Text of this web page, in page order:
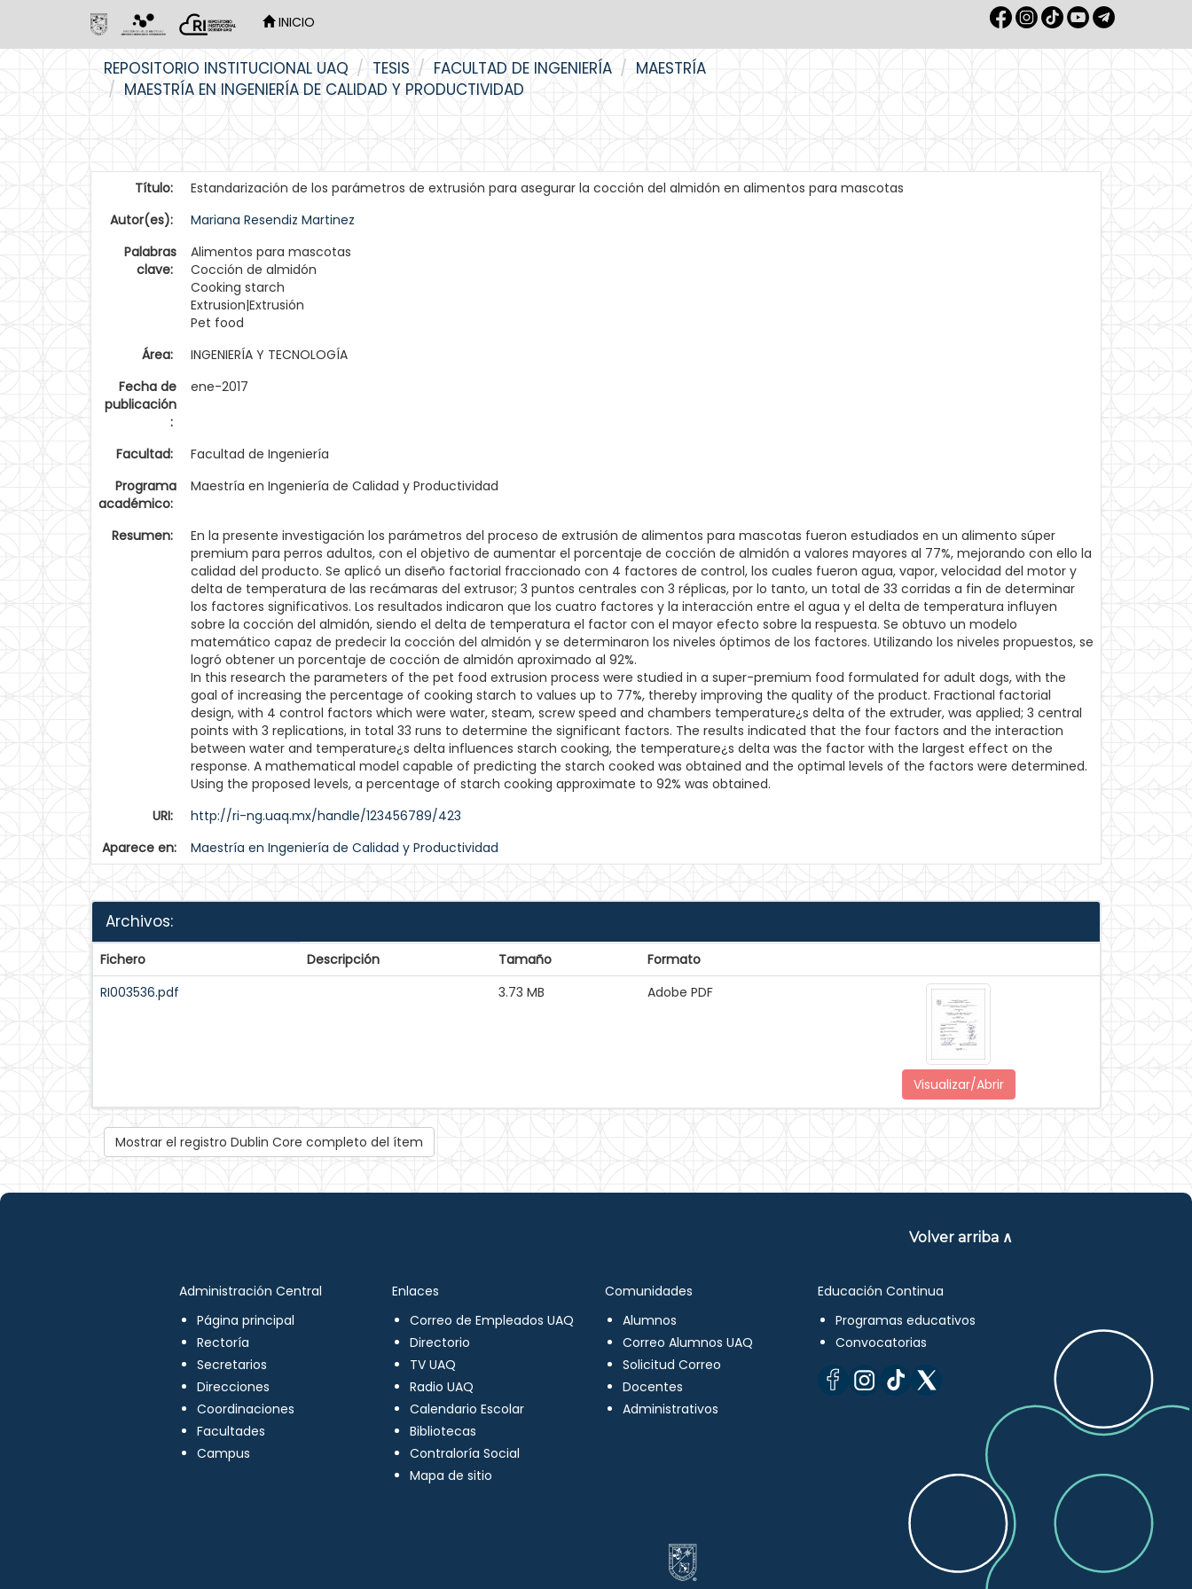
INICIO
REPOSITORIO INSTITUCIONAL UAQ TESIS FACULTAD DE INGENIERÍA
MAESTRÍA
MAESTRÍA EN INGENIERÍA DE CALIDAD Y PRODUCTIVIDAD
Título:
Estandarización de los parámetros de extrusión para asegurar la cocción del almidón en alimentos para mascotas
Autor(es):
Mariana Resendiz Martinez
Palabras
clave:
Alimentos para mascotas
Cocción de almidón
Cooking starch
Extrusion|Extrusión
Pet food
Área:
INGENIERÍA Y TECNOLOGÍA
Fecha de
publicación
:
ene-2017
Facultad:
Facultad de Ingeniería
Programa
académico:
Maestría en Ingeniería de Calidad y Productividad
Resumen:
En la presente investigación los parámetros del proceso de extrusión de alimentos para mascotas fueron estudiados en un alimento súper
premium para perros adultos, con el objetivo de aumentar el porcentaje de cocción de almidón a valores mayores al 77%, mejorando con ello la
calidad del producto. Se aplicó un diseño factorial fraccionado con 4 factores de control, los cuales fueron agua, vapor, velocidad del motor y
delta de temperatura de las recámaras del extrusor; 3 puntos centrales con 3 réplicas, por lo tanto, un total de 33 corridas a fin de determinar
los factores significativos. Los resultados indicaron que los cuatro factores y la interacción entre el agua y el delta de temperatura influyen
sobre la cocción del almidón, siendo el delta de temperatura el factor con el mayor efecto sobre la respuesta. Se obtuvo un modelo
matemático capaz de predecir la cocción del almidón y se determinaron los niveles óptimos de los factores. Utilizando los niveles propuestos, se
logró obtener un porcentaje de cocción de almidón aproximado al 92%.
In this research the parameters of the pet food extrusion process were studied in a super-premium food formulated for adult dogs, with the
goal of increasing the percentage of cooking starch to values up to 77%, thereby improving the quality of the product. Fractional factorial
design, with 4 control factors which were water, steam, screw speed and chambers temperature¿s delta of the extruder, was applied; 3 central
points with 3 replications, in total 33 runs to determine the significant factors. The results indicated that the four factors and the interaction
between water and temperature¿s delta influences starch cooking, the temperature¿s delta was the factor with the largest effect on the
response. A mathematical model capable of predicting the starch cooked was obtained and the optimal levels of the factors were determined.
Using the proposed levels, a percentage of starch cooking approximate to 92% was obtained.
URI:
http://ri-ng.uaq.mx/handle/123456789/423
Aparece en:
Maestría en Ingeniería de Calidad y Productividad
Archivos:
Fichero Descripción Tamaño
Formato
RI003536.pdf
3.73 MB Adobe PDF
Visualizar/Abrir
Mostrar el registro Dublin Core completo del ítem
Volver arriba ∧
Administración Central
Página principal
Rectoría
Secretarios
Direcciones
Coordinaciones
Facultades
Campus
Enlaces
Correo de Empleados UAQ
Directorio
TV UAQ
Radio UAQ
Calendario Escolar
Bibliotecas
Contraloría Social
Mapa de sitio
Comunidades
Alumnos
Correo Alumnos UAQ
Solicitud Correo
Docentes
Administrativos
Educación Continua
Programas educativos
Convocatorias